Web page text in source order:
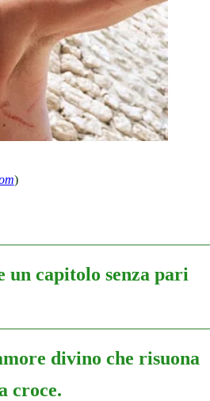
)
un capitolo senza pari
divino che risuona
croce.